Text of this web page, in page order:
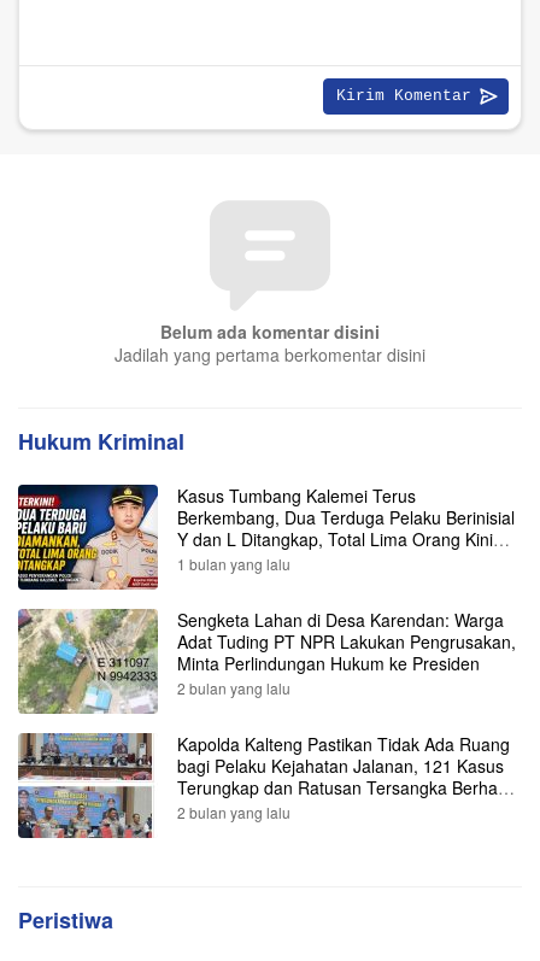
Belum ada komentar disini
Jadilah yang pertama berkomentar disini
Hukum Kriminal
Kasus Tumbang Kalemei Terus
Berkembang, Dua Terduga Pelaku Berinisial
Y dan L Ditangkap, Total Lima Orang Kini
Diamankan Polisi
1 bulan yang lalu
Sengketa Lahan di Desa Karendan: Warga
Adat Tuding PT NPR Lakukan Pengrusakan,
Minta Perlindungan Hukum ke Presiden
2 bulan yang lalu
Kapolda Kalteng Pastikan Tidak Ada Ruang
bagi Pelaku Kejahatan Jalanan, 121 Kasus
Terungkap dan Ratusan Tersangka Berhasil
Dibekuk
2 bulan yang lalu
Peristiwa